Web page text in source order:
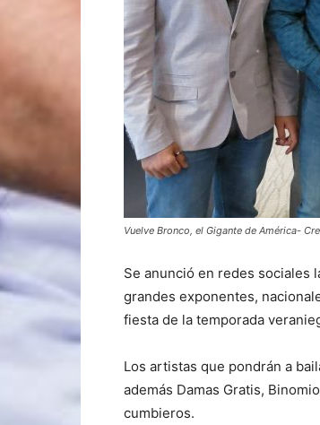
Vuelve Bronco, el Gigante de América-
Se anunció en redes sociales
grandes exponentes,
fiesta de la temporada
Los artistas que pondrán a
además Damas Gratis,
cumbieros.